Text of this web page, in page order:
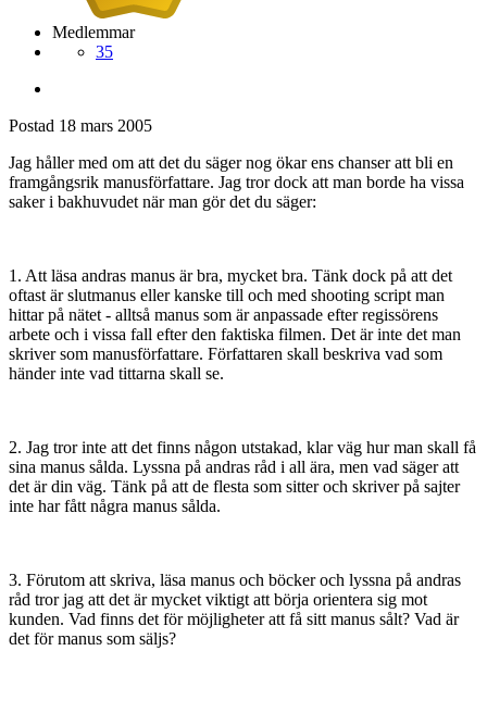
Medlemmar
35
Postad 18 mars 2005
Jag håller med om att det du säger nog ökar ens chanser att bli en
framgångsrik manusförfattare. Jag tror dock att man borde ha vissa
saker i bakhuvudet när man gör det du säger:
1. Att läsa andras manus är bra, mycket bra. Tänk dock på att det
oftast är slutmanus eller kanske till och med shooting script man
hittar på nätet - alltså manus som är anpassade efter regissörens
arbete och i vissa fall efter den faktiska filmen. Det är inte det man
skriver som manusförfattare. Författaren skall beskriva vad som
händer inte vad tittarna skall se.
2. Jag tror inte att det finns någon utstakad, klar väg hur man skall få
sina manus sålda. Lyssna på andras råd i all ära, men vad säger att
det är din väg. Tänk på att de flesta som sitter och skriver på sajter
inte har fått några manus sålda.
3. Förutom att skriva, läsa manus och böcker och lyssna på andras
råd tror jag att det är mycket viktigt att börja orientera sig mot
kunden. Vad finns det för möjligheter att få sitt manus sålt? Vad är
det för manus som säljs?